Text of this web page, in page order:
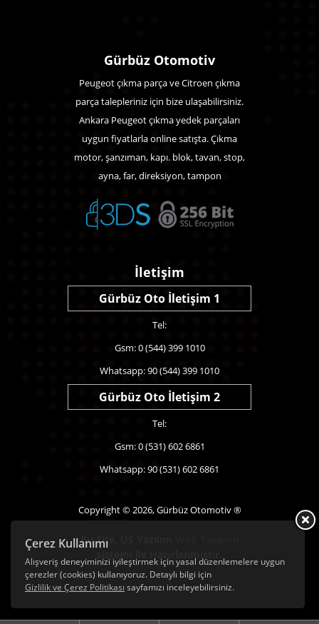
Çerez Kullanımı
Alışveriş deneyiminizi iyileştirmek için yasal düzenlemelere uygun
çerezler (cookies) kullanıyoruz. Detaylı bilgi için
Gizlilik ve Çerez Politikası sayfamızı inceleyebilirsiniz.
Gürbüz Otomotiv
Peugeot çıkma parça ve Citroen çıkma
parça talepleriniz için bize ulaşabilirsiniz.
Ankara Peugeot çıkma yedek parçaları
uygun fiyatlarla online satışta. Çıkma
motor, şanzıman, kapı. blok, tavan, stop,
ayna, far, direksiyon, tampon
İletişim
Gürbüz Oto İletişim 1
Tel:
Gsm: 0 (544) 399 1010
Whatsapp: 90 (544) 399 1010
Gürbüz Oto İletişim 2
Tel:
Gsm: 0 (531) 602 6861
Whatsapp: 90 (531) 602 6861
Copyright © 2026, Gürbüz Otomotiv ®
Bu Site,